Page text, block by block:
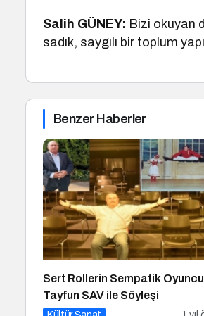
Salih GÜNEY: Bizi okuyan
sadık, saygılı bir toplum
Benzer Haberler
Sert Rollerin Sempatik
Tayfun SAV ile Söyleşi